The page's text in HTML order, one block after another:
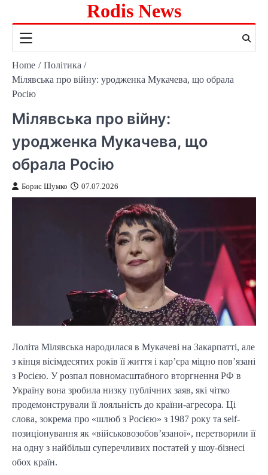
content
Rodis News
Home
Політика
Мілявська про війну: уродженка Мукачева, що обрала
Росію
Мілявська про війну:
уродженка Мукачева, що
обрала Росію
Борис Шумко 07.07.2026
Лоліта Мілявська народилася в Мукачеві на Закарпатті, але
з кінця вісімдесятих років її життя і кар’єра міцно пов’язані
з Росією. У розпал повномасштабного вторгнення РФ в
Україну вона зробила низку публічних заяв, які чітко
продемонстрували її лояльність до країни-агресора. Ці
слова, зокрема про «шлюб з Росією» з 1987 року та self-
позиціонування як «військовозобов’язаної», перетворили її
на одну з найбільш суперечливих постатей у шоу-бізнесі
обох країн.